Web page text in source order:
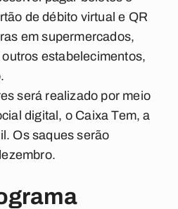
de débito virtual e QR
em supermercados,
estabelecimentos,
será realizado por meio
digital, o Caixa Tem, a
Os saques serão